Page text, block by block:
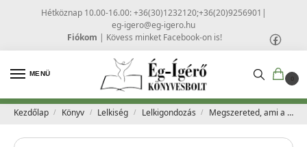
Hétköznap 10.00-16.00: +36(30)1232120;+36(20)9256901 |
eg-igero@eg-igero.hu
Fiókom | Kövess minket Facebook-on is!
MENÜ
0
Kezdőlap / Könyv / Lelkiség / Lelkigondozás / Megszereted, ami a tiéd – Mustó Péter SJ